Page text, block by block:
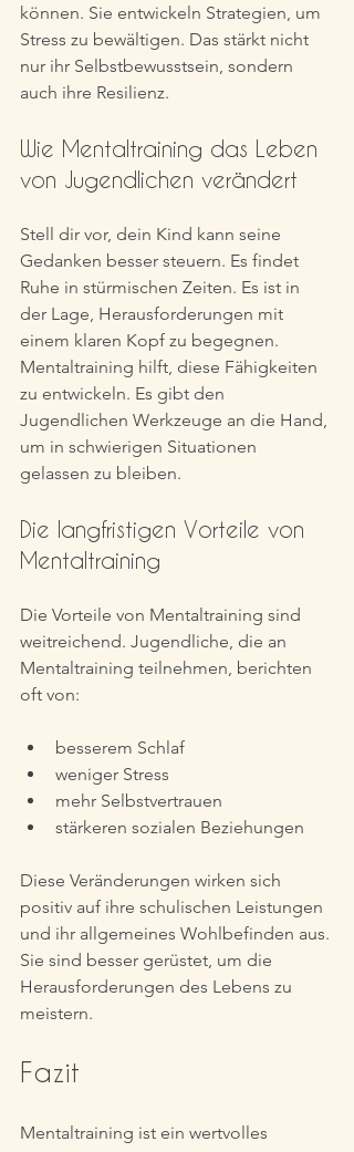
können. Sie entwickeln Strategien, um
Stress zu bewältigen. Das stärkt nicht
nur ihr Selbstbewusstsein, sondern
auch ihre Resilienz.
Wie Mentaltraining das Leben
von Jugendlichen verändert
Stell dir vor, dein Kind kann seine
Gedanken besser steuern. Es findet
Ruhe in stürmischen Zeiten. Es ist in
der Lage, Herausforderungen mit
einem klaren Kopf zu begegnen.
Mentaltraining hilft, diese Fähigkeiten
zu entwickeln. Es gibt den
Jugendlichen Werkzeuge an die Hand,
um in schwierigen Situationen
gelassen zu bleiben.
Die langfristigen Vorteile von
Mentaltraining
Die Vorteile von Mentaltraining sind
weitreichend. Jugendliche, die an
Mentaltraining teilnehmen, berichten
oft von:
besserem Schlaf
weniger Stress
mehr Selbstvertrauen
stärkeren sozialen Beziehungen
Diese Veränderungen wirken sich
positiv auf ihre schulischen Leistungen
und ihr allgemeines Wohlbefinden aus.
Sie sind besser gerüstet, um die
Herausforderungen des Lebens zu
meistern.
Fazit
Mentaltraining ist ein wertvolles